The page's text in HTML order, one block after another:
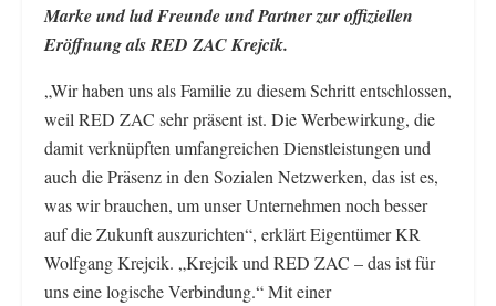
Marke und lud Freunde und Partner zur offiziellen
Eröffnung als RED ZAC Krejcik.
„Wir haben uns als Familie zu diesem Schritt entschlossen,
weil RED ZAC sehr präsent ist. Die Werbewirkung, die
damit verknüpften umfangreichen Dienstleistungen und
auch die Präsenz in den Sozialen Netzwerken, das ist es,
was wir brauchen, um unser Unternehmen noch besser
auf die Zukunft auszurichten“, erklärt Eigentümer KR
Wolfgang Krejcik. „Krejcik und RED ZAC – das ist für
uns eine logische Verbindung.“ Mit einer